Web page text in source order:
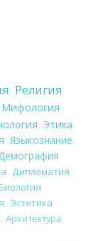
Религия
Мифология
Этика
Языкознание
Демография
Дипломатия
Биология
Эстетика
Архитектура